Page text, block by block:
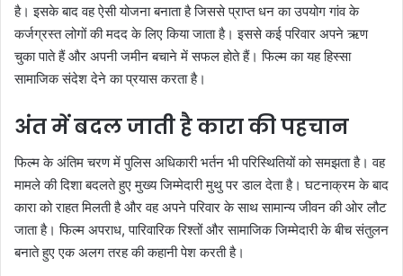
है। इसके बाद वह ऐसी योजना बनाता है जिससे प्राप्त धन का उपयोग गांव के
कर्जग्रस्त लोगों की मदद के लिए किया जाता है। इससे कई परिवार अपने ऋण
चुका पाते हैं और अपनी जमीन बचाने में सफल होते हैं। फिल्म का यह हिस्सा
सामाजिक संदेश देने का प्रयास करता है।
अंत में बदल जाती है कारा की पहचान
फिल्म के अंतिम चरण में पुलिस अधिकारी भर्तन भी परिस्थितियों को समझता है। वह
मामले की दिशा बदलते हुए मुख्य जिम्मेदारी मुथु पर डाल देता है। घटनाक्रम के बाद
कारा को राहत मिलती है और वह अपने परिवार के साथ सामान्य जीवन की ओर लौट
जाता है। फिल्म अपराध, पारिवारिक रिश्तों और सामाजिक जिम्मेदारी के बीच संतुलन
बनाते हुए एक अलग तरह की कहानी पेश करती है।